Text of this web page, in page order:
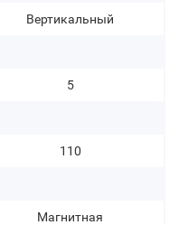
Вертикальный
5
110
Магнитная